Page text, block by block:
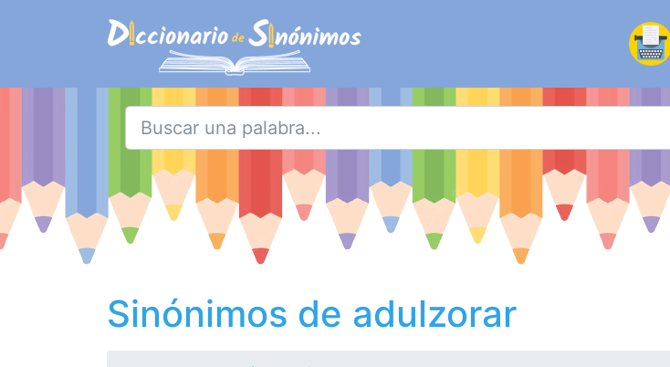
Sinónimos de adulzorar